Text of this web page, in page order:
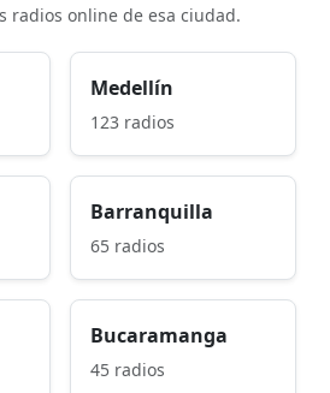
radios online de esa ciudad.
Medellín
123 radios
Barranquilla
65 radios
Bucaramanga
45 radios